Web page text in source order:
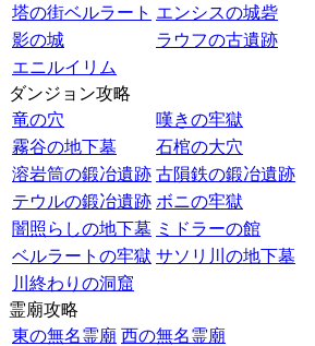
塔の街ベルラート エンシスの城砦
影の城
ラウフの古遺跡
エニルイリム
ダンジョン攻略
竜の穴
嘆きの牢獄
霧谷の地下墓
石棺の大穴
溶岩筒の鍛冶遺跡 古隕鉄の鍛冶遺跡
テウルの鍛冶遺跡 ボニの牢獄
闇照らしの地下墓 ミドラーの館
ベルラートの牢獄 サソリ川の地下墓
川終わりの洞窟
霊廟攻略
東の無名霊廟 西の無名霊廟